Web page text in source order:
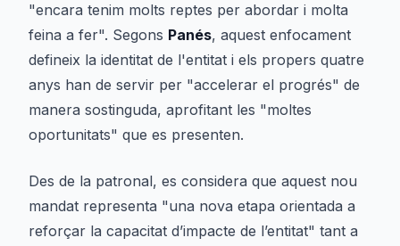
"encara tenim molts reptes per abordar i molta
feina a fer". Segons Panés, aquest enfocament
defineix la identitat de l'entitat i els propers quatre
anys han de servir per "accelerar el progrés" de
manera sostinguda, aprofitant les "moltes
oportunitats" que es presenten.
Des de la patronal, es considera que aquest nou
mandat representa "una nova etapa orientada a
reforçar la capacitat d’impacte de l’entitat" tant a